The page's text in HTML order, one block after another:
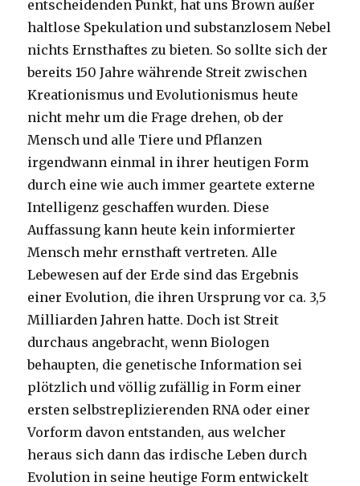
entscheidenden Punkt, hat uns Brown außer
haltlose Spekulation und substanzlosem Nebel
nichts Ernsthaftes zu bieten. So sollte sich der
bereits 150 Jahre währende Streit zwischen
Kreationismus und Evolutionismus heute
nicht mehr um die Frage drehen, ob der
Mensch und alle Tiere und Pflanzen
irgendwann einmal in ihrer heutigen Form
durch eine wie auch immer geartete externe
Intelligenz geschaffen wurden. Diese
Auffassung kann heute kein informierter
Mensch mehr ernsthaft vertreten. Alle
Lebewesen auf der Erde sind das Ergebnis
einer Evolution, die ihren Ursprung vor ca. 3,5
Milliarden Jahren hatte. Doch ist Streit
durchaus angebracht, wenn Biologen
behaupten, die genetische Information sei
plötzlich und völlig zufällig in Form einer
ersten selbstreplizierenden RNA oder einer
Vorform davon entstanden, aus welcher
heraus sich dann das irdische Leben durch
Evolution in seine heutige Form entwickelt